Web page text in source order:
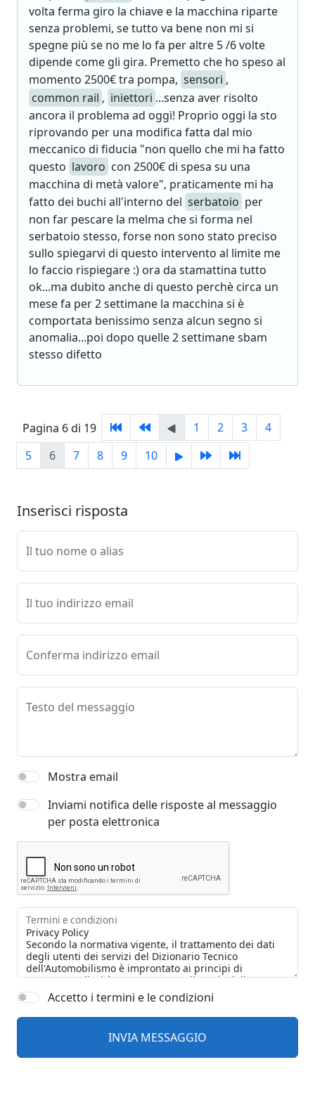
volta ferma giro la chiave e la macchina riparte
senza problemi, se tutto va bene non mi si
spegne più se no me lo fa per altre 5 /6 volte
dipende come gli gira. Premetto che ho speso al
momento 2500€ tra pompa, sensori ,
common rail , iniettori ...senza aver risolto
ancora il problema ad oggi! Proprio oggi la sto
riprovando per una modifica fatta dal mio
meccanico di fiducia "non quello che mi ha fatto
questo lavoro con 2500€ di spesa su una
macchina di metà valore", praticamente mi ha
fatto dei buchi all'interno del serbatoio per
non far pescare la melma che si forma nel
serbatoio stesso, forse non sono stato preciso
sullo spiegarvi di questo intervento al limite me
lo faccio rispiegare :) ora da stamattina tutto
ok...ma dubito anche di questo perchè circa un
mese fa per 2 settimane la macchina si è
comportata benissimo senza alcun segno si
anomalia...poi dopo quelle 2 settimane sbam
stesso difetto
Pagina 6 di 19 1 2 3
4
5
6 7 8 9 10
Inserisci risposta
Il tuo nome o alias
Il tuo indirizzo email
Conferma indirizzo email
Testo del messaggio
Mostra email
Inviami notifica delle risposte al messaggio
per posta elettronica
Termini e condizioni
Accetto i termini e le condizioni